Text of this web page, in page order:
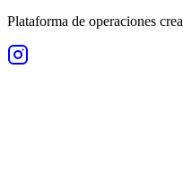
Plataforma de operaciones